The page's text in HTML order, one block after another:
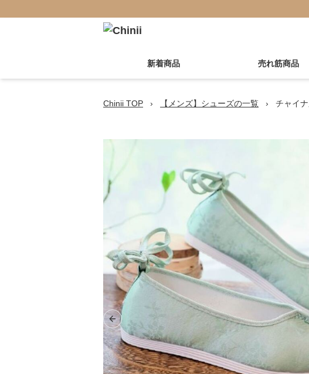
新着商品 売れ筋商品
Chinii TOP › 【メンズ】シューズの一覧 › チャイ
Previous slide